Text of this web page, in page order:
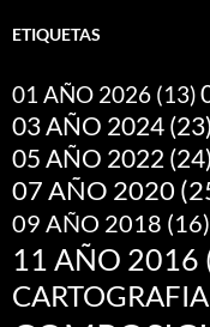
ETIQUETAS
01 AÑO 2026 (13)
03 AÑO 2024(23)
05 AÑO 2022 (24)
07 AÑO 2020
09 AÑO 2018 (16)
11 AÑO 2016
CARTOGRAFIA